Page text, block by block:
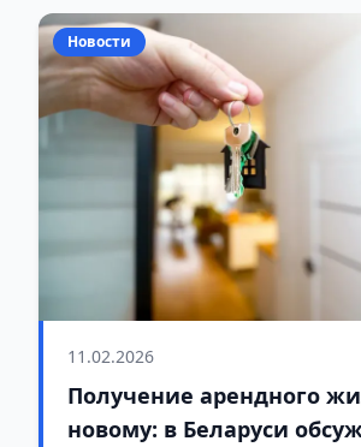
Новости
11.02.2026
Получение арендного
новому: в Беларуси